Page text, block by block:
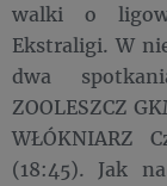
walki o
Ekstraligi. W
dwa
ZOOLESZCZ
WŁÓKNIARZ
(18:45). Jak